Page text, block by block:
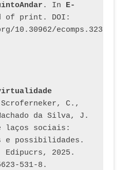
. In E-
of print. DOI:
ecomps.3231
C.,
da Silva, J.
e laços sociais:
possibilidades.
Edipucrs, 2025.
531-8.